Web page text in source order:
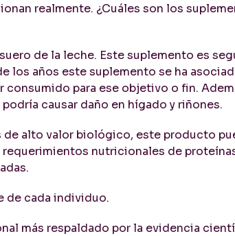
realmente. ¿Cuáles son los
de la leche. Este suplemento es
los años este suplemento se ha
para ese objetivo o fin.
causar daño en hígado y riñones.
alto valor biológico, este producto
nutricionales de
de cada individuo.
más respaldado por la evidencia